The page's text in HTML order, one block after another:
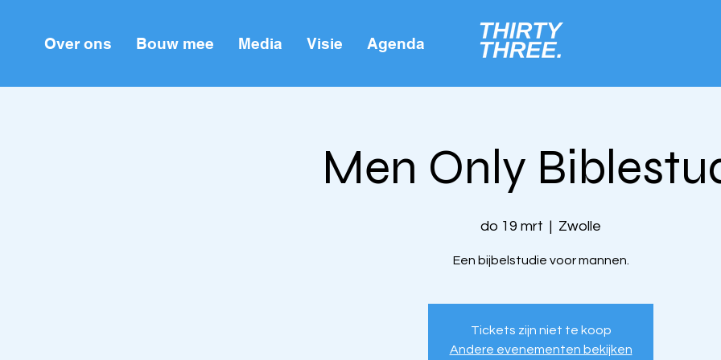
Over ons Bouw mee Media Visie Agenda
Men Only
do 19 mrt
  |
Zwolle
Een bijbelstudie voor mannen.
Tickets zijn niet te koop
Andere evenementen bekijken